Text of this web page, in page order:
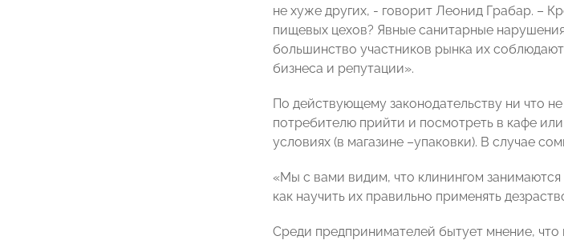
не хуже других, - говорит Леонид Грабар. –
пищевых цехов? Явные санитарные
большинство участников рынка их
бизнеса и репутации».
По действующему законодательству ни что
потребителю прийти и посмотреть в кафе
условиях (в магазине –упаковки). В случае
«Мы с вами видим, что клинингом
как научить их правильно применять
Среди предпринимателей бытует мнение,